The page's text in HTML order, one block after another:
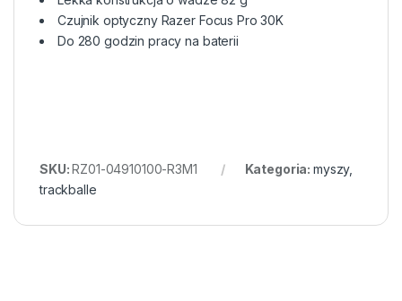
Czujnik optyczny Razer Focus Pro 30K
Do 280 godzin pracy na baterii
SKU:RZ01-04910100-R3M1 Kategoria: myszy,
trackballe